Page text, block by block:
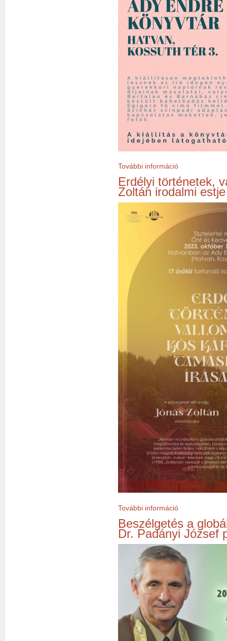
További információ
Erdélyi történetek,
Zoltán irodalmi estje
További információ
Beszélgetés a
Dr. Padányi József